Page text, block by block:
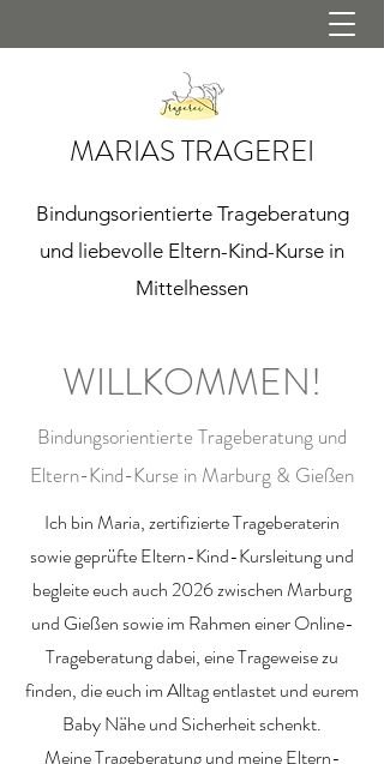
MARIAS TRAGEREI
Bindungsorientierte Trageberatung
und liebevolle Eltern-Kind-Kurse in
Mittelhessen
WILLKOMMEN!
Bindungsorientierte Trageberatung und
Eltern-Kind-Kurse in Marburg & Gießen
Ich bin Maria, zertifizierte Trageberaterin
sowie geprüfte Eltern-Kind-Kursleitung und
begleite euch auch 2026 zwischen Marburg
und Gießen sowie im Rahmen einer Online-
Trageberatung dabei, eine Trageweise zu
finden, die euch im Alltag entlastet und eurem
Baby Nähe und Sicherheit schenkt.
Meine Trageberatung und meine Eltern-